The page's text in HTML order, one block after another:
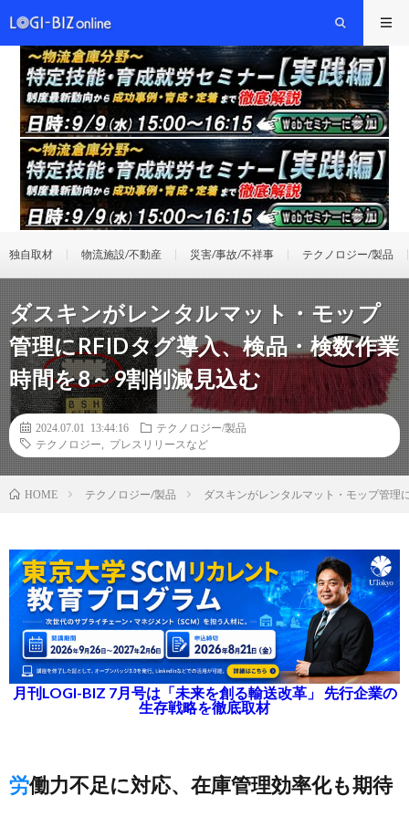
独自取材 物流施設/不動産 災害/事故/不祥事 テクノロジー/製品
ダスキンがレンタルマット・モップ
管理にRFIDタグ導入、検品・検数作業
時間を8～9割削減見込む
2024.07.01 13:44:16
テクノロジー/製品
テクノロジー
プレスリリースなど
HOME テクノロジー/製品 ダスキンがレンタルマット・モップ管理
月刊LOGI-BIZ 7月号は「未来を創る輸送改革」 先行企業の
生存戦略を徹底取材
労働力不足に対応、在庫管理効率化も期待